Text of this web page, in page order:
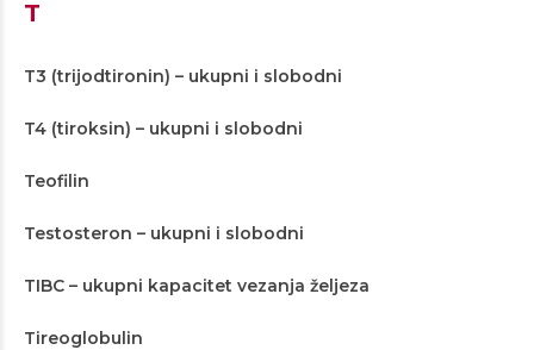
T
T3 (trijodtironin) – ukupni i slobodni
T4 (tiroksin) – ukupni i slobodni
Teofilin
Testosteron – ukupni i slobodni
TIBC – ukupni kapacitet vezanja željeza
Tireoglobulin